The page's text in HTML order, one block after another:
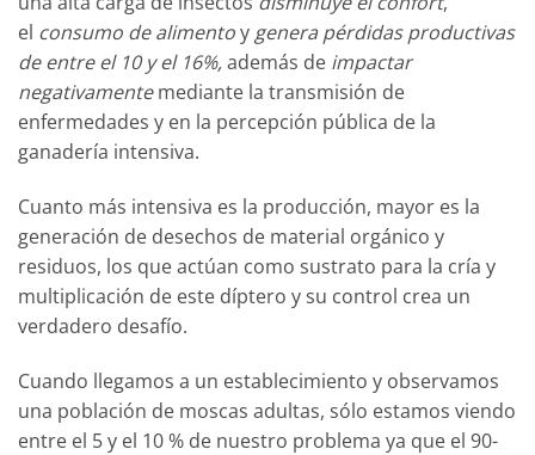
el consumo de alimentoy genera pérdidas productivas
de entre el 10 y el 16%,además de impactar
negativamentemediante la transmisión de
enfermedades y en la percepción pública de la
ganadería intensiva.
Cuanto más intensiva es la producción, mayor es la
generación de desechos de material orgánico y
residuos, los que actúan como sustrato para la cría y
multiplicación de este díptero y su control crea un
verdadero desafío.
Cuando llegamos a un establecimiento y observamos
una población de moscas adultas, sólo estamos viendo
entre el 5 y el 10 % de nuestro problema ya que el 90-